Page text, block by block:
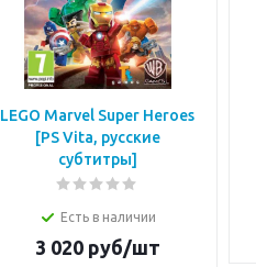
LEGO Marvel Super Heroes
[PS Vita, русские
субтитры]
Есть в наличии
3 020руб/шт